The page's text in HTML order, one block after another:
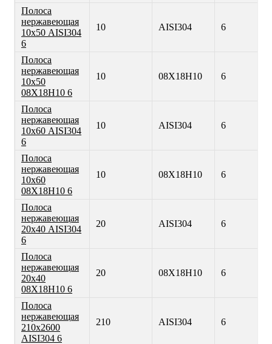
Полоса
нержавеющая
10х50 AISI304
6
10 AISI304 6
Полоса
нержавеющая
10х50
08Х18Н10 6
10 08Х18Н10 6
Полоса
нержавеющая
10х60 AISI304
6
10 AISI304 6
Полоса
нержавеющая
10х60
08Х18Н10 6
10 08Х18Н10 6
Полоса
нержавеющая
20х40 AISI304
6
20 AISI304 6
Полоса
нержавеющая
20х40
08Х18Н10 6
20 08Х18Н10 6
Полоса
нержавеющая
210х2600
AISI304 6
210 AISI304 6